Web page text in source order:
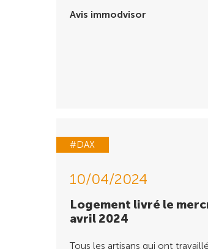
Avis immodvisor
#DAX
10/04/2024
Logement livré le
avril 2024
Tous les artisans qui ont